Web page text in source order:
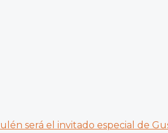
será el invitado especial de